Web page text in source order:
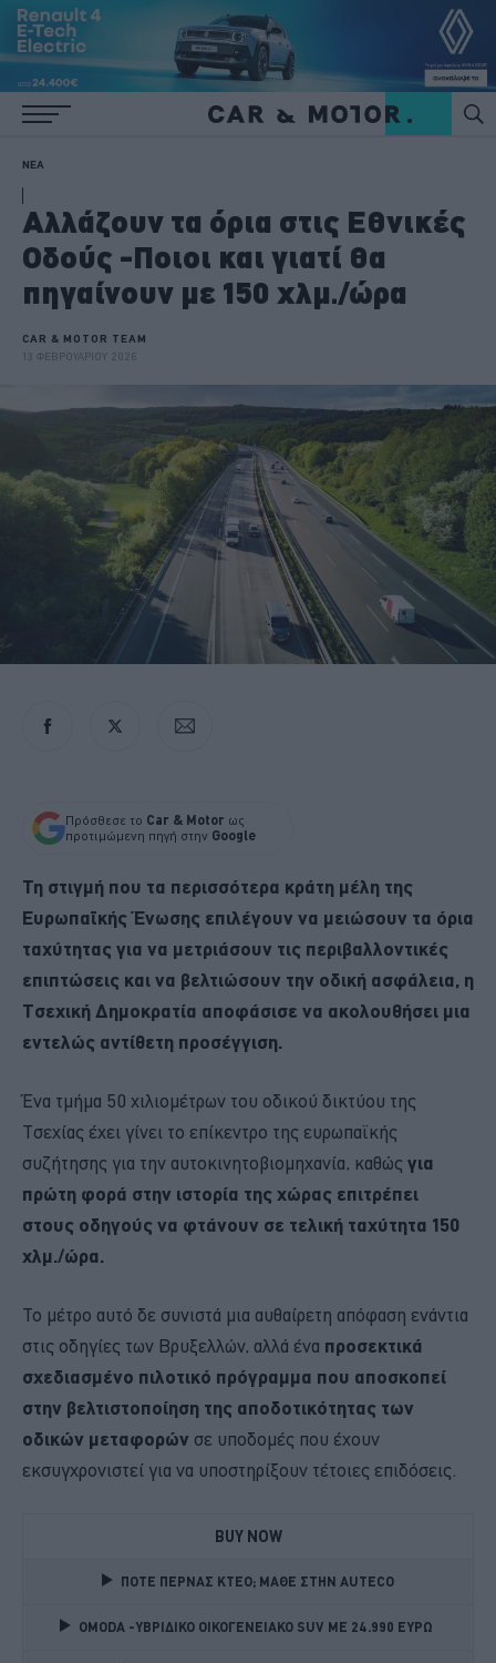
ΝΕΑ
Αλλάζουν τα όρια στις Εθνικές
Οδούς -Ποιοι και γιατί θα
πηγαίνουν με 150 χλμ./ώρα
CAR & MOTOR TEAM
13 ΦΕΒΡΟΥΑΡΙΟΥ 2026
Πρόσθεσε το Car & Motor ως
προτιμώμενη πηγή στην Google
Τη στιγμή που τα περισσότερα κράτη μέλη της
Ευρωπαϊκής Ένωσης επιλέγουν να μειώσουν τα όρια
ταχύτητας για να μετριάσουν τις περιβαλλοντικές
επιπτώσεις και να βελτιώσουν την οδική ασφάλεια, η
Τσεχική Δημοκρατία αποφάσισε να ακολουθήσει μια
εντελώς αντίθετη προσέγγιση.
Ένα τμήμα 50 χιλιομέτρων του οδικού δικτύου της
Τσεχίας έχει γίνει το επίκεντρο της ευρωπαϊκής
συζήτησης για την αυτοκινητοβιομηχανία, καθώς για
πρώτη φορά στην ιστορία της χώρας επιτρέπει
στους οδηγούς να φτάνουν σε τελική ταχύτητα 150
χλμ./ώρα.
Το μέτρο αυτό δε συνιστά μια αυθαίρετη απόφαση ενάντια
στις οδηγίες των Βρυξελλών, αλλά ένα προσεκτικά
σχεδιασμένο πιλοτικό πρόγραμμα που αποσκοπεί
στην βελτιστοποίηση της αποδοτικότητας των
οδικών μεταφορών σε υποδομές που έχουν
εκσυγχρονιστεί για να υποστηρίξουν τέτοιες επιδόσεις.
BUY NOW
ΠΟΤΕ ΠΕΡΝΑΣ ΚΤΕΟ; ΜΑΘΕ ΣΤΗΝ ΑUTECO
OMODA -ΥΒΡΙΔΙΚΟ ΟΙΚΟΓΕΝΕΙΑΚΟ SUV ME 24.990 ΕΥΡΩ